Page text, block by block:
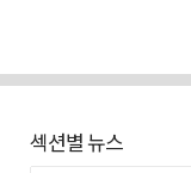
섹션별 뉴스